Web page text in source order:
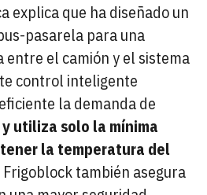
explica que ha diseñado un
pasarela para una
entre el camión y el sistema
control inteligente
la demanda de
y utiliza solo la mínima
la temperatura del
Frigoblock también asegura